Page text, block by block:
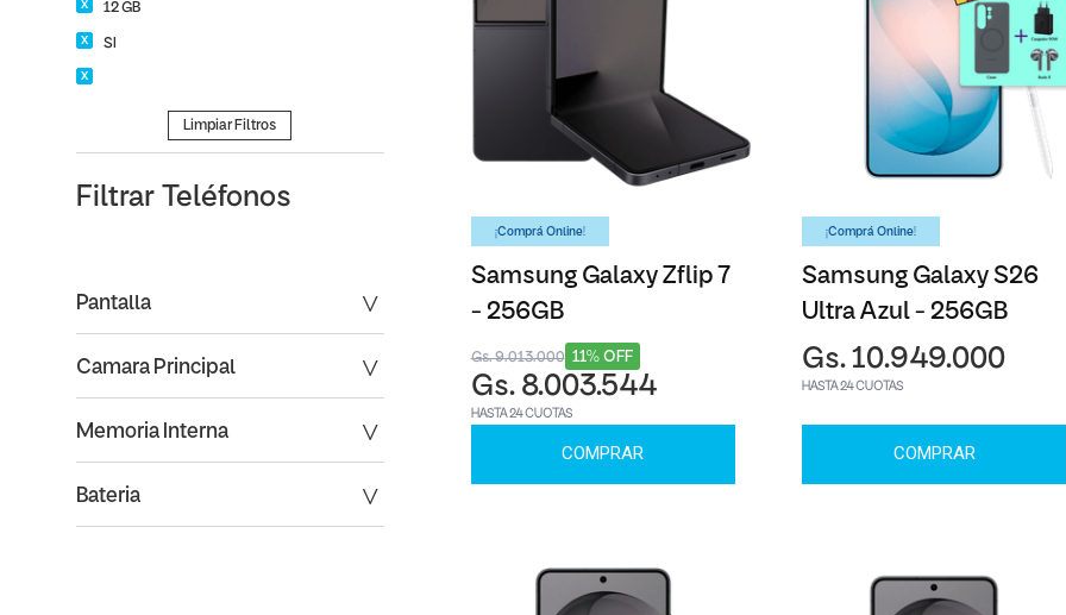
12 GB
SI
Limpiar Filtros
Filtrar Teléfonos
Pantalla
Camara Principal
Memoria Interna
Bateria
¡Comprá Online!
Samsung Galaxy Zflip 7
- 256GB
11% OFF
Gs. 9.013.000
Gs. 8.003.544
HASTA 24 CUOTAS
COMPRAR
¡Comprá Online!
Samsung Galaxy S26
Ultra Azul - 256GB
Gs. 10.949.000
HASTA 24 CUOTAS
COMPRAR